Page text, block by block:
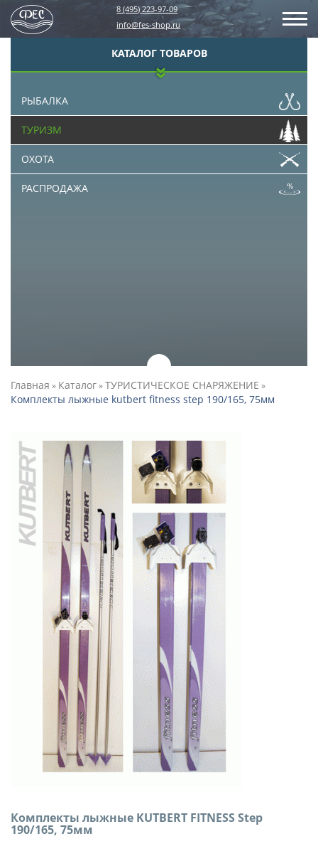
8 (495) 223-97-09
info@fes-shop.ru
КАТАЛОГ ТОВАРОВ
РЫБАЛКА
ТУРИЗМ
ОХОТА
РАСПРОДАЖА
Главная » Каталог»ТУРИСТИЧЕСКОЕ СНАРЯЖЕНИЕ »
Комплекты лыжные kutbert fitness step 190/165, 75мм
Комплекты лыжные KUTBERT FITNESS Step
190/165, 75мм